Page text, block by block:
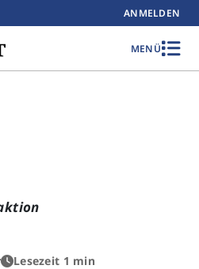
ANMELDEN
MENÜ
Lesezeit 1 min